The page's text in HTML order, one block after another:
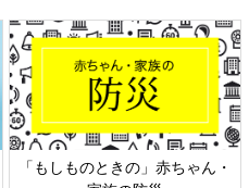
「もしものときの」赤ちゃん・